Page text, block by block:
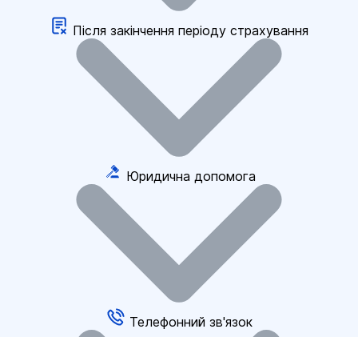
Після закінчення періоду страхування
Юридична допомога
Телефонний зв'язок